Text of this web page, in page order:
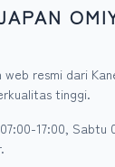
resmi dari
tinggi.
17:00, Sabtu